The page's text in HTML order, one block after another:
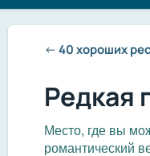
← 40 хороших
Редкая
Место, где вы
романтический